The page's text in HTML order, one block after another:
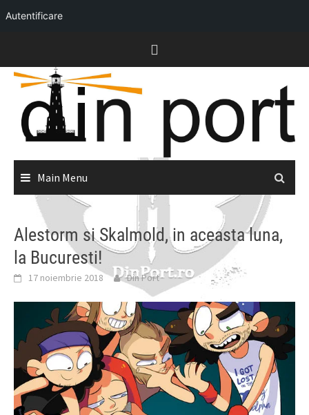
Autentificare
content
Main Menu
Alestorm si Skalmold, in aceasta luna,
la Bucuresti!
17 noiembrie 2018 Din Port